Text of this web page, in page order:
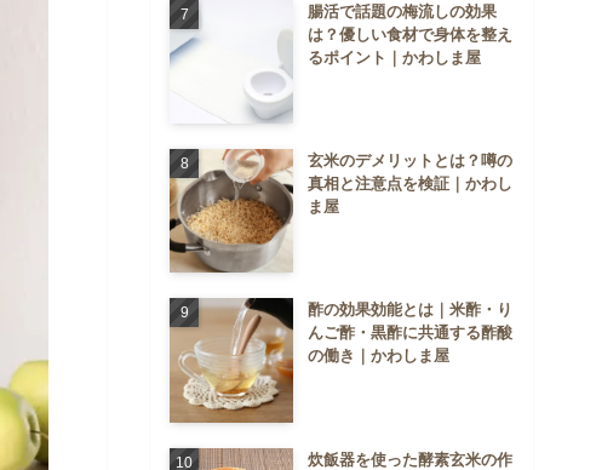
腸活で話題の梅流しの効果
は？優しい食材で身体を整え
るポイント｜かわしま屋
玄米のデメリットとは？噂の
真相と注意点を検証｜かわし
ま屋
酢の効果効能とは｜米酢・り
んご酢・黒酢に共通する酢酸
の働き｜かわしま屋
炊飯器を使った酵素玄米の作